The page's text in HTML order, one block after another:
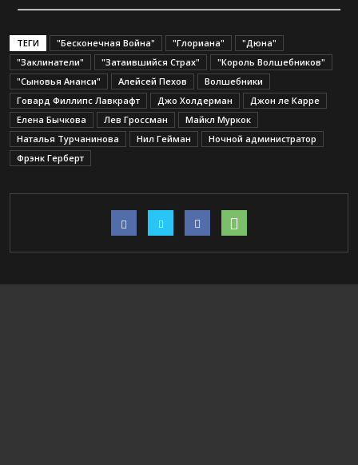
ТЕГИ "Бесконечная Война" "Глориана"
"Дюна"
"Заклинатели"
"Затаившийся Страх"
"Король Волшебников"
"Сыновья Ананси"
Алейсей Пехов
Волшебники
Говард Филлипс Лавкрафт
Джо Холдерман
Джон ле Карре
Елена Бычкова
Лев Гроссман
Майкл Муркок
Наталья Турчанинова
Нил Гейман
Ночной администратор
Фрэнк Герберт